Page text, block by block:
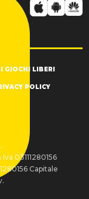
GIOCHI LIBERI
POLICY
03111280156
Capitale